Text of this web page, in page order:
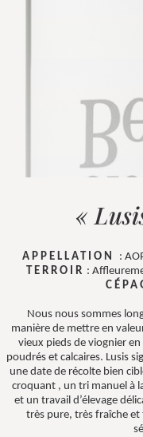
«
APPELLATION :
TERROIR :
Nous nous sommes
manière de mettre en
vieux pieds de viognier
poudrés et calcaires. Lusis
une date de récolte bien
croquant , un tri manuel à
et un travail d’élevage
très pure, très fraîche